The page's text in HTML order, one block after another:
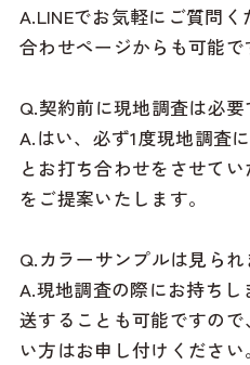
A.LINEでお気軽にご質問
合わせページからも可能で
Q.契約前に現地調査は必要
A.はい、必ず1度現地調査
とお打ち合わせをさせて
をご提案いたします。
Q.カラーサンプルは見られ
A.現地調査の際にお持ち
送することも可能ですの
い方はお申し付けください。